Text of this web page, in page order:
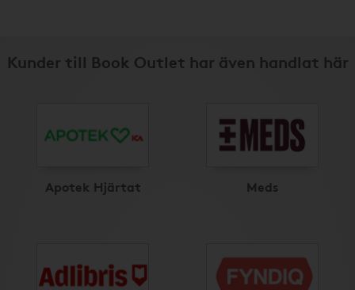
Kunder till Book Outlet har även handlat här
Apotek Hjärtat Meds